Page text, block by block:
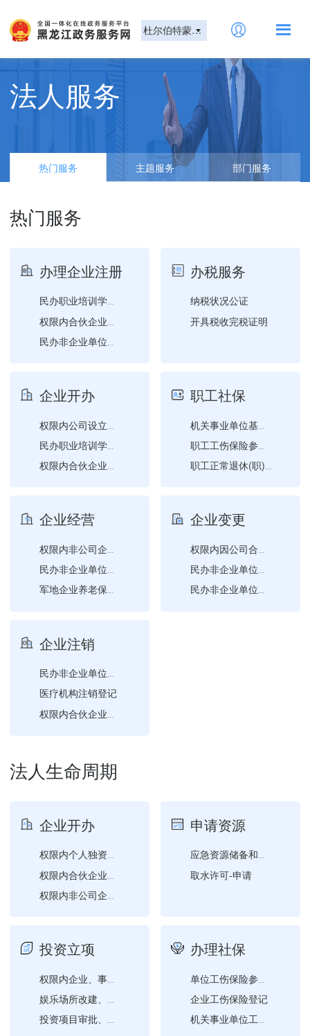
杜尔伯特蒙古族自治县
法人服务
热门服务 主题服务 部门服务
热门服务
办理企业注册
民办职业培训学校设立审批
民办非企业单位成立登记
办税服务
纳税状况公证
开具税收完税证明
企业开办
民办职业培训学校设立审批
权限内合伙企业设立登记
权限内公司备案
职工社保
职工工伤保险参保登记
职工正常退休(职)申请
职工参保登记
企业经营
权限内非公司企业法人备案
民办非企业单位的变更登记...
军地企业养老保险关系转移...
企业变更
权限内因公司合并（分立）...
民办非企业单位的变更登记...
民办非企业单位的变更登记...
企业注销
民办非企业单位注销登记
医疗机构注销登记
法人生命周期
企业开办
权限内个人独资企业设立登...
权限内非公司企业法人设立...
申请资源
应急资源储备和维护更新情...
取水许可-申请
投资立项
娱乐场所改建、扩建营业场...
投资项目审批、核准、备案...
办理社保
企业工伤保险登记
机关事业单位工伤保险登记